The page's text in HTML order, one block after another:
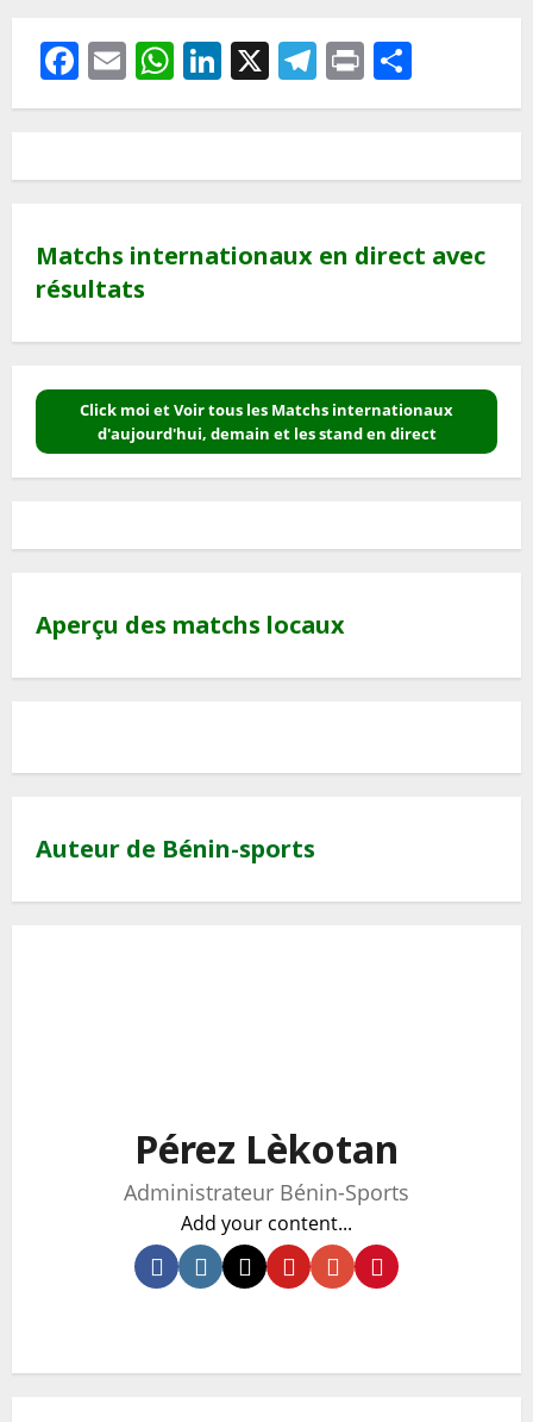
Facebook
EmailWhatsApp
LinkedIn
X Telegram
Print
Matchs internationaux en direct avec
résultats
Click moi et Voir tous les Matchs internationaux
d'aujourd'hui, demain et les stand en direct
Aperçu des matchs locaux
Auteur de Bénin-sports
Pérez Lèkotan
Administrateur Bénin-Sports
Add your content...